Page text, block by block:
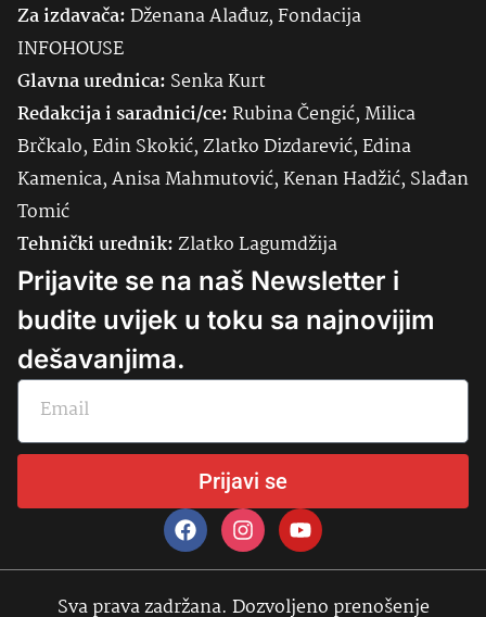
Za izdavača:Dženana Alađuz, Fondacija
INFOHOUSE
Glavna urednica: SenkaKurt
Redakcija i saradnici/ce:Rubina Čengić, Milica
Brčkalo, Edin Skokić, Zlatko Dizdarević, Edina
Kamenica, Anisa Mahmutović, Kenan Hadžić, Slađan
Tomić
Tehnički urednik:Zlatko Lagumdžija
Prijavite se na naš Newsletter i
budite uvijek u toku sa najnovijim
dešavanjima.
Prijavi se
Sva prava zadržana. Dozvoljeno prenošenje